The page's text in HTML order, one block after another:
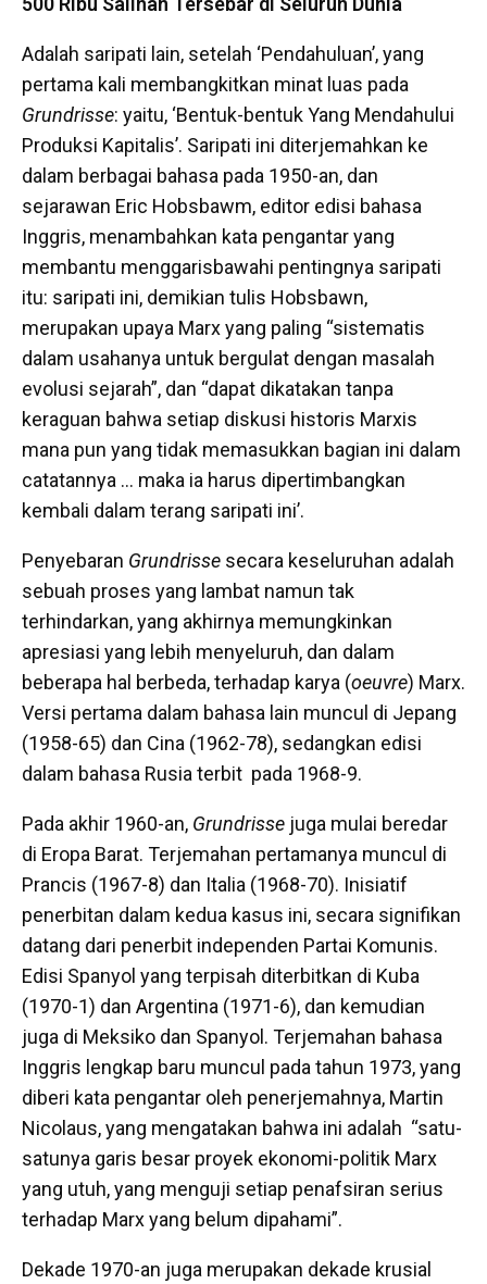
Adalah saripati lain, setelah ‘Pendahuluan’, yang
pertama kali membangkitkan minat luas pada
Grundrisse: yaitu, ‘Bentuk-bentuk Yang Mendahului
Produksi Kapitalis’. Saripati ini diterjemahkan ke
dalam berbagai bahasa pada 1950-an, dan
sejarawan Eric Hobsbawm, editor edisi bahasa
Inggris, menambahkan kata pengantar yang
membantu menggarisbawahi pentingnya saripati
itu: saripati ini, demikian tulis Hobsbawn,
merupakan upaya Marx yang paling “sistematis
dalam usahanya untuk bergulat dengan masalah
evolusi sejarah”, dan “dapat dikatakan tanpa
keraguan bahwa setiap diskusi historis Marxis
mana pun yang tidak memasukkan bagian ini dalam
catatannya … maka ia harus dipertimbangkan
kembali dalam terang saripati ini’.
Penyebaran Grundrisse secara keseluruhan adalah
sebuah proses yang lambat namun tak
terhindarkan, yang akhirnya memungkinkan
apresiasi yang lebih menyeluruh, dan dalam
beberapa hal berbeda, terhadap karya (oeuvre) Marx.
Versi pertama dalam bahasa lain muncul di Jepang
(1958-65) dan Cina (1962-78), sedangkan edisi
dalam bahasa Rusia terbit pada 1968-9.
Pada akhir 1960-an, Grundrisse juga mulai beredar
di Eropa Barat. Terjemahan pertamanya muncul di
Prancis (1967-8) dan Italia (1968-70). Inisiatif
penerbitan dalam kedua kasus ini, secara signifikan
datang dari penerbit independen Partai Komunis.
Edisi Spanyol yang terpisah diterbitkan di Kuba
(1970-1) dan Argentina (1971-6), dan kemudian
juga di Meksiko dan Spanyol. Terjemahan bahasa
Inggris lengkap baru muncul pada tahun 1973, yang
diberi kata pengantar oleh penerjemahnya, Martin
Nicolaus, yang mengatakan bahwa ini adalah “satu-
satunya garis besar proyek ekonomi-politik Marx
yang utuh, yang menguji setiap penafsiran serius
terhadap Marx yang belum dipahami”.
Dekade 1970-an juga merupakan dekade krusial